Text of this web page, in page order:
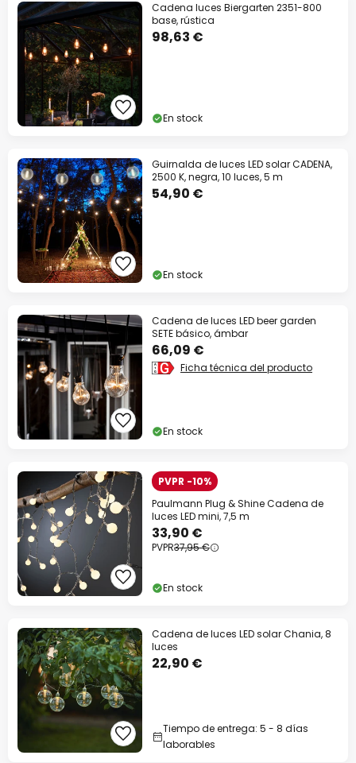
Cadena luces Biergarten 2351-800
base, rústica
98,63 €
En stock
Guirnalda de luces LED solar CADENA,
2500 K, negra, 10 luces, 5 m
54,90 €
En stock
Cadena de luces LED beer garden
SETE básico, ámbar
66,09 €
Ficha técnica del producto
En stock
PVPR -10%
Paulmann Plug & Shine Cadena de
luces LED mini, 7,5 m
33,90 €
PVPR37,95 €
En stock
Cadena de luces LED solar Chania, 8
luces
22,90 €
Tiempo de entrega: 5 - 8 días
laborables